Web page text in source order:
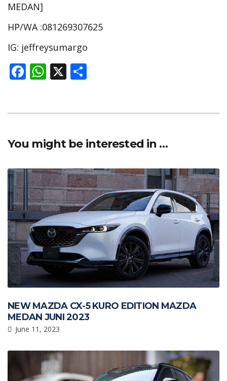
MEDAN]
HP/WA :081269307625
IG: jeffreysumargo
F
b
o
o
k
W
s
A
p
p
X
e
You might be interested in …
NEW MAZDA CX-5 KURO EDITION MAZDA
MEDAN JUNI 2023
June 11, 2023